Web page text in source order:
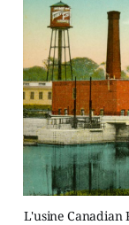
L'usine Canadian